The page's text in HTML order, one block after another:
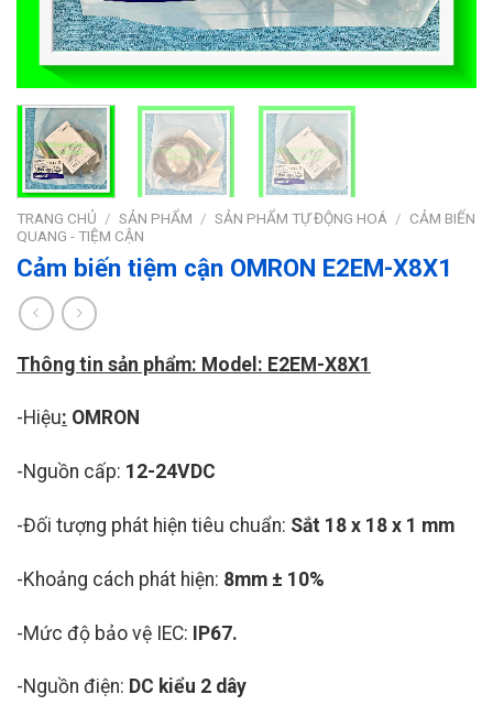
TRANG CHỦ / SẢN PHẨM / SẢN PHẨM TỰ ĐỘNG HOÁ / CẢM BIẾN
QUANG - TIỆM CẬN
Cảm biến tiệm cận OMRON E2EM-X8X1
Thông tin sản phẩm: Model: E2EM-X8X1
-Hiệu: OMRON
-Nguồn cấp: 12-24VDC
-Đối tượng phát hiện tiêu chuẩn: Sắt 18 x 18 x 1 mm
-Khoảng cách phát hiện: 8mm ± 10%
-Mức độ bảo vệ IEC: IP67.
-Nguồn điện: DC kiểu 2 dây